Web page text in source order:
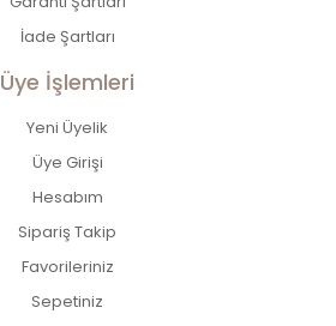
İade Şartları
Üye İşlemleri
Yeni Üyelik
Üye Girişi
Hesabım
Sipariş Takip
Favorileriniz
Sepetiniz